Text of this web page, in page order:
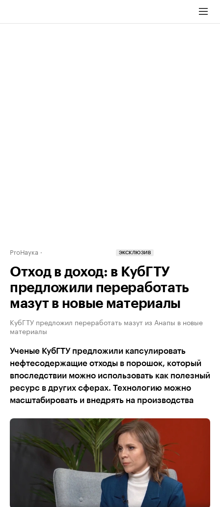
ProНаука ЭКСКЛЮЗИВ
Отход в доход: в КубГТУ
предложили переработать
мазут в новые материалы
КубГТУ предложил переработать мазут из Анапы в новые
материалы
Ученые КубГТУ предложили капсулировать
нефтесодержащие отходы в порошок, который
впоследствии можно использовать как полезный
ресурс в других сферах. Технологию можно
масштабировать и внедрять на производства